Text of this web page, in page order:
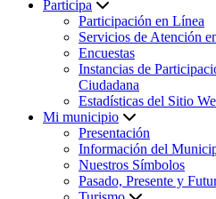
Participa
Participación en Línea
Servicios de Atención
Encuestas
Instancias de
Ciudadana
Estadísticas del Sitio
Mi municipio
Presentación
Información del
Nuestros Símbolos
Pasado, Presente y